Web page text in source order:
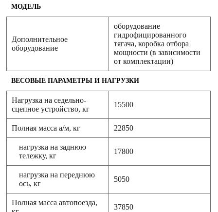
МОДЕЛЬ
Дополнительное
оборудование
оборудование
гидрофицированного
тягача, коробка отбора
мощности (в зависимости
от комплектации)
ВЕСОВЫЕ ПАРАМЕТРЫ И НАГРУЗКИ
Нагрузка на седельно-
сцепное устройство, кг
15500
Полная масса а/м, кг 22850
нагрузка на заднюю
тележку, кг
17800
нагрузка на переднюю
ось, кг
5050
Полная масса автопоезда,
37850